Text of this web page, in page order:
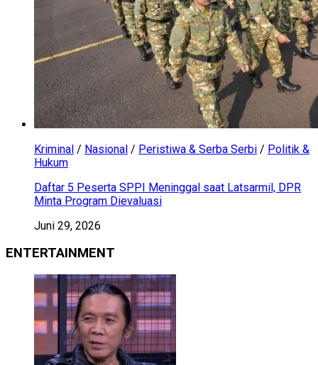
Kriminal / Nasional / Peristiwa & Serba Serbi / Politik &
Hukum
Daftar 5 Peserta SPPI Meninggal saat Latsarmil, DPR
Minta Program Dievaluasi
Juni 29, 2026
ENTERTAINMENT